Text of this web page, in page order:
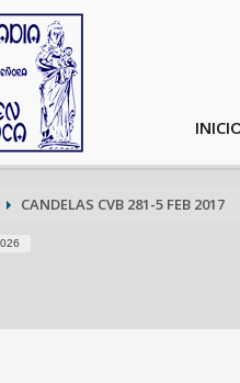
CANDELAS CVB 281-5 FEB 2017